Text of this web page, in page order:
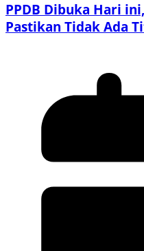
PPDB Dibuka Hari
Pastikan Tidak Ada